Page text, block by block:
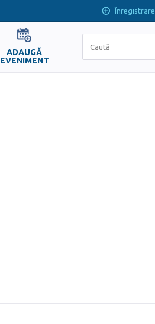
Înregistrare
ADAUGĂ
EVENIMENT